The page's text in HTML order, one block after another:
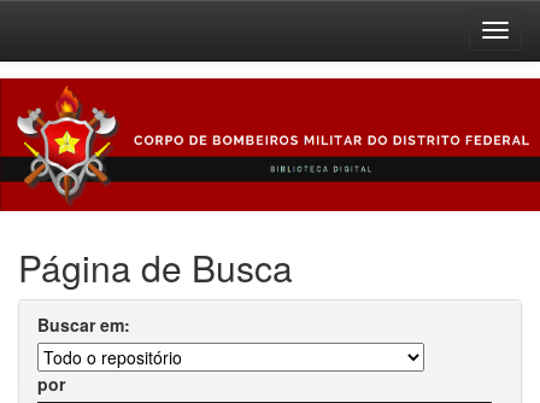
navigation
Página de Busca
Buscar em:
por